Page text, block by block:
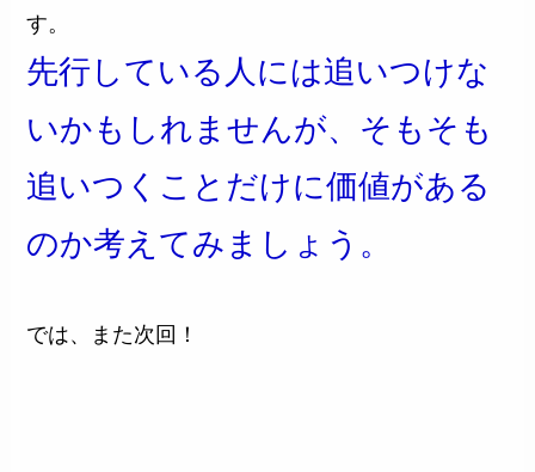
す。
先行している人には追いつけな
いかもしれませんが、そもそも
追いつくことだけに価値がある
のか考えてみましょう。
では、また次回！